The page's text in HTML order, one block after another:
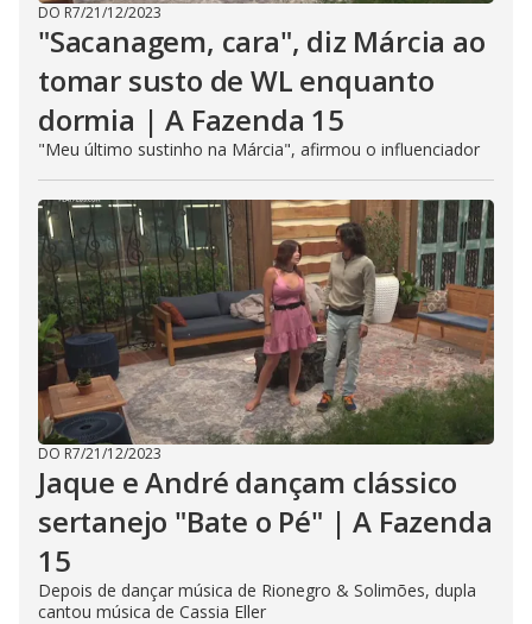
DO R7/21/12/2023
"Sacanagem, cara", diz Márcia ao
tomar susto de WL enquanto
dormia | A Fazenda 15
"Meu último sustinho na Márcia", afirmou o influenciador
DO R7/21/12/2023
Jaque e André dançam clássico
sertanejo "Bate o Pé" | A Fazenda
15
Depois de dançar música de Rionegro & Solimões, dupla
cantou música de Cassia Eller